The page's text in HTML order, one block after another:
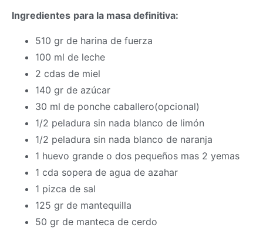
Ingredientes para la masa definitiva:
510 gr de harina de fuerza
100 ml de leche
2 cdas de miel
140 gr de azúcar
30 ml de ponche caballero(opcional)
1/2 peladura sin nada blanco de limón
1/2 peladura sin nada blanco de naranja
1 huevo grande o dos pequeños mas 2 yemas
1 cda sopera de agua de azahar
1 pizca de sal
125 gr de mantequilla
50 gr de manteca de cerdo